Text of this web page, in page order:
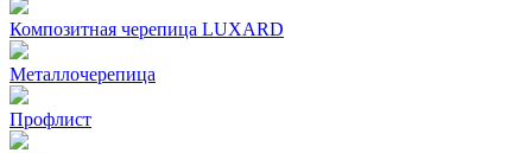
Композитная черепица LUXARD
Металлочерепица
Профлист